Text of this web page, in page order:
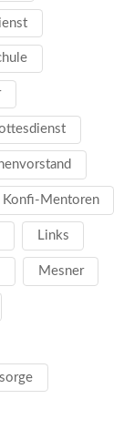
Konfi-Mentoren
Links
Mesner